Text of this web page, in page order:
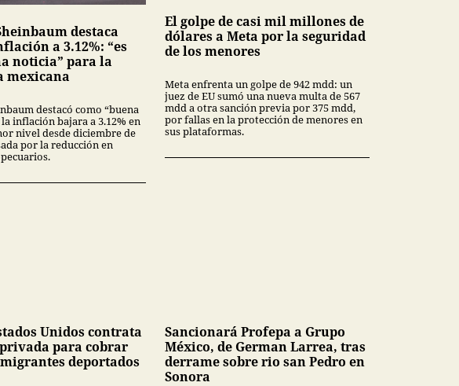
destaca
a 3.12%: “es
noticia” para la
mexicana
destacó como “buena
inflación bajara a 3.12% en
nivel desde diciembre de
por la reducción en
El golpe de casi mil millones de
dólares a Meta por la seguridad
de los menores
Meta enfrenta un golpe de 942 mdd: un
juez de EU sumó una nueva multa de 567
mdd a otra sanción previa por 375 mdd,
por fallas en la protección de menores en
sus plataformas.
Unidos contrata
para cobrar
deportados
Sancionará Profepa a Grupo
México, de German Larrea, tras
derrame sobre rio san Pedro en
Sonora